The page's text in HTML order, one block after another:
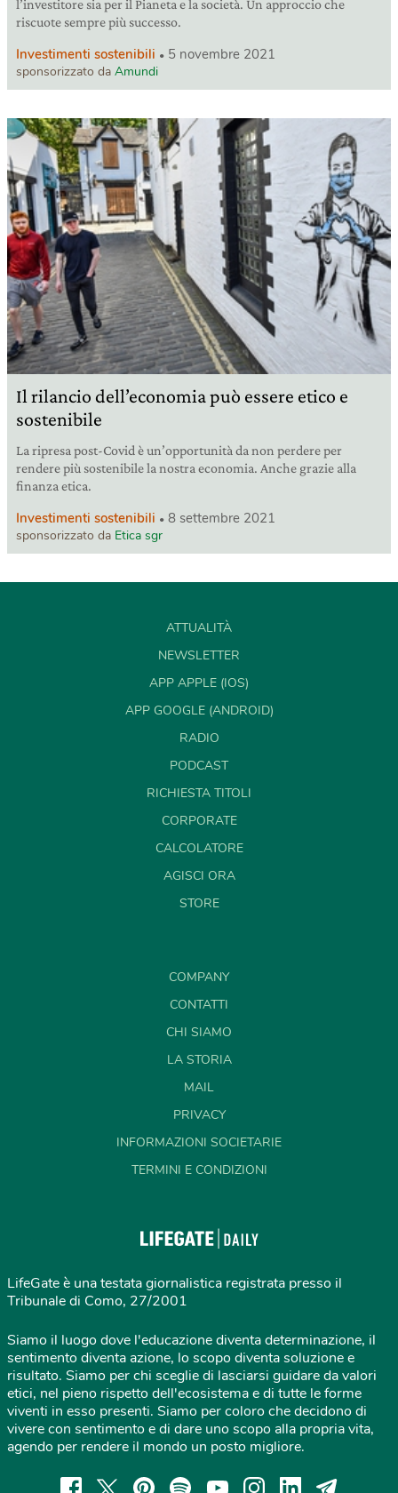
l’investitore sia per il Pianeta e la società. Un approccio che
riscuote sempre più successo.
Investimenti sostenibili 5 novembre 2021
sponsorizzato da Amundi
Il rilancio dell’economia può essere etico e
sostenibile
La ripresa post-Covid è un’opportunità da non perdere per
rendere più sostenibile la nostra economia. Anche grazie alla
finanza etica.
Investimenti sostenibili 8 settembre 2021
sponsorizzato da Etica sgr
ATTUALITÀ
NEWSLETTER
APP APPLE (IOS)
APP GOOGLE (ANDROID)
RADIO
PODCAST
RICHIESTA TITOLI
CORPORATE
CALCOLATORE
AGISCI ORA
STORE
COMPANY
CONTATTI
CHI SIAMO
LA STORIA
MAIL
PRIVACY
INFORMAZIONI SOCIETARIE
TERMINI E CONDIZIONI
LifeGate è una testata giornalistica registrata presso il
Tribunale di Como, 27/2001
Siamo il luogo dove l'educazione diventa determinazione, il
sentimento diventa azione, lo scopo diventa soluzione e
risultato. Siamo per chi sceglie di lasciarsi guidare da valori
etici, nel pieno rispetto dell'ecosistema e di tutte le forme
viventi in esso presenti. Siamo per coloro che decidono di
vivere con sentimento e di dare uno scopo alla propria vita,
agendo per rendere il mondo un posto migliore.